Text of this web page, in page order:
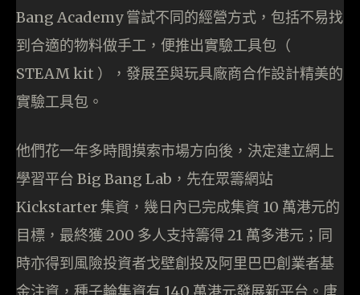
Bang Academy 嘗試不同的經營方式，包括不易找
到合適的物料做手工，便推出實驗工具包（
STEAM kit ），發展至與玩具廠商合作設計精美的
實驗工具包。
他們花一年多時間摸索市場方向後，決定建立網上
學習平台 Big Bang Lab，先在眾籌網站
Kickstarter 集資，幾日內已完成集資 10 萬港元的
目標，最終獲 200 多人支持籌得 21 萬多港元；同
時亦得到風險投資者戈壁創投及阿里巴巴創業者基